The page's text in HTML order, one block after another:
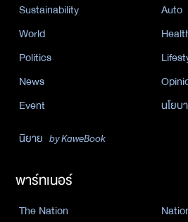
Sustainability
Auto
World
Politics
News
Event
นโยบ
นิยาย by KaweBook
พาร์ทเนอร์
The Nation